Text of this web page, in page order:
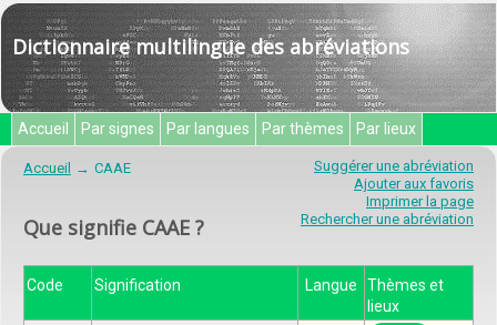
Dictionnaire multilingue des abréviations
Accueil Par signes Par langues Par thèmes Par lieux
Suggérer une abréviation
Ajouter aux favoris
Imprimer la page
Rechercher une abréviation
Accueil CAAE
Que signifie CAAE ?
Code Signification Langue
Thèmes et
lieux